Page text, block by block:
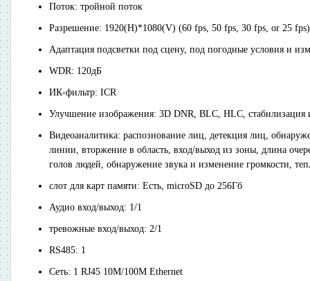
Поток: тройной поток
Разрешение: 1920(H)*1080(V) (60 fps, 50 fps, 30 fps, or 25 fps)
Адаптация подсветки под сцену, под погодные условия и
WDR: 120дБ
ИК-фильтр: ICR
Улучшение изображения: 3D DNR, BLC, HLC, стабилизация
Видеоаналитика: распознование лиц, детекция лиц,
линии, вторжение в область, вход/выход из зоны, длина
голов людей, обнаружение звука и изменение громкости,
cлот для карт памяти: Есть, microSD до 256Гб
Аудио вход/выход: 1/1
тревожные вход/выход: 2/1
RS485: 1
Сеть: 1 RJ45 10M/100M Ethernet